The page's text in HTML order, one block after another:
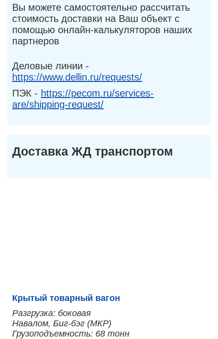
Вы можете самостоятельно рассчитать
стоимость доставки на Ваш объект с
помощью онлайн-калькуляторов наших
партнеров
Деловые линии -
https://www.dellin.ru/requests/
ПЭК - https://pecom.ru/services-
are/shipping-request/
Доставка ЖД транспортом
Крытый товарный вагон
Разгрузка: боковая
Навалом, Биг-бэг (МКР)
Грузоподъемность: 68 тонн